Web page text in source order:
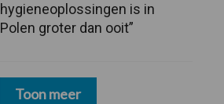
hygieneoplossingen is in
Polen groter dan ooit”
Toon meer